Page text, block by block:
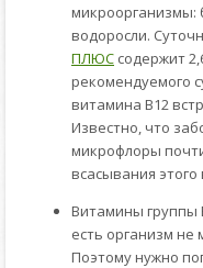
микроорганизмы:
водоросли.
ПЛЮС содержит
рекомендуемого
витамина В12
Известно, что
микрофлоры
всасывания
Витамины группы
есть организм не
Поэтому нужно